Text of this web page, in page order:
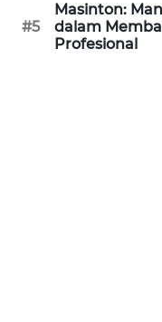
#5
Masinton:
dalam
Profesional
WN
KALSEL